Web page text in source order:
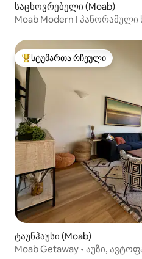
საცხოვრებელი (Moab)
Moab Modern I პანორამული
სტუმართა რჩეული მოწინავე
სტუმართა რჩეული
ტაუნჰაუსი (Moab)
Moab Getaway • აუზი,